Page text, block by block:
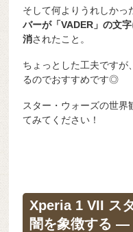
そして何よりうれしかっ
バーが「VADER」の文
消されたこと。
ちょっとした工夫ですが
るのでおすすめです◎
スター・ウォーズの世界
てみてください！
Xperia 1 VII ス
闇を象徴する ―